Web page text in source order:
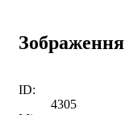
Зображення
ID:
4305